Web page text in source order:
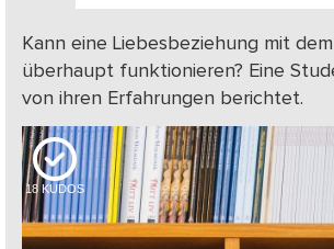
Kann eine Liebesbeziehung mit
überhaupt funktionieren? Eine
von ihren Erfahrungen berichtet.
18 KUDOS